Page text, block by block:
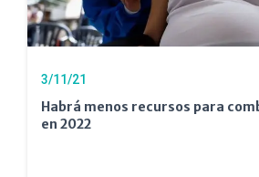
3/11/21
Habrá menos recursos para
en 2022